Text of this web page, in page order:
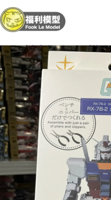
主頁 / 角色系列 / Gundam 高達 /